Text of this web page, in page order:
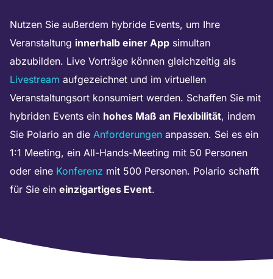
Nutzen Sie außerdem hybride Events, um Ihre
Veranstaltung innerhalb einer App simultan
abzubilden. Live Vorträge können gleichzeitig als
Livestream aufgezeichnet und im virtuellen
Veranstaltungsort konsumiert werden. Schaffen Sie mit
hybriden Events ein hohes Maß an Flexibilität, indem
Sie Polario an die Anforderungen anpassen. Sei es ein
1:1 Meeting, ein All-Hands-Meeting mit 50 Personen
oder eine Konferenz mit 500 Personen. Polario schafft
für Sie ein einzigartiges Event.